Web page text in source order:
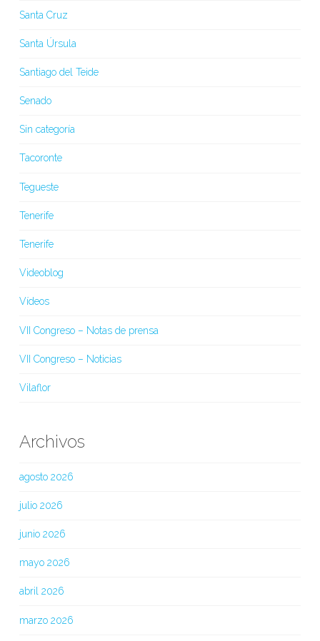
Santa Cruz
Santa Úrsula
Santiago del Teide
Senado
Sin categoría
Tacoronte
Tegueste
Tenerife
Tenerife
Videoblog
Vídeos
VII Congreso – Notas de prensa
VII Congreso – Noticias
Vilaflor
Archivos
agosto 2026
julio 2026
junio 2026
mayo 2026
abril 2026
marzo 2026